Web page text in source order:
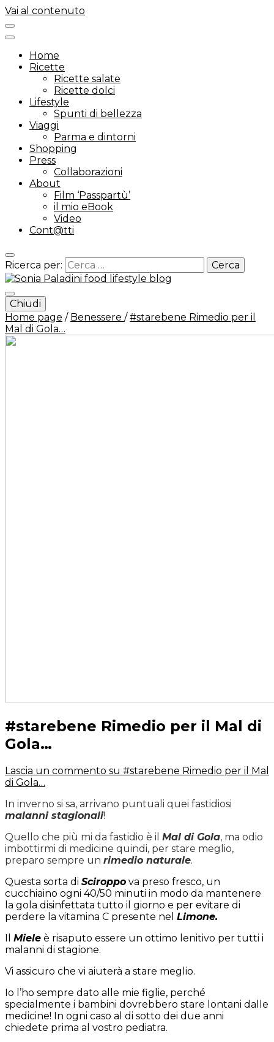
Vai al contenuto
Home
Ricette
Ricette salate
Ricette dolci
Lifestyle
Spunti di bellezza
Viaggi
Parma e dintorni
Shopping
Press
Collaborazioni
About
Film ‘Passpartù’
il mio eBook
Video
Cont@tti
Ricerca per:
Sonia Paladini – food and
lifestyle blog – Italy
Chiudi
Home page / Benessere / #starebene Rimedio per il
Mal di Gola…
#starebene Rimedio per il Mal di
Gola…
Lascia un commento su #starebene Rimedio per il Mal
di Gola…
In inverno si sa, arrivano puntuali quei fastidiosi
malanni stagionali!
Quello che più mi da fastidio è il Mal di Gola, ma odio
imbottirmi di medicine quindi, per stare meglio,
preparo sempre un rimedio naturale.
Questa sorta di Sciroppo va preso fresco, un
cucchiaino ogni 40/50 minuti in modo da mantenere
la gola disinfettata tutto il giorno e per evitare di
perdere la vitamina C presente nel Limone.
Il Miele è risaputo essere un ottimo lenitivo per tutti i
malanni di stagione.
Vi assicuro che vi aiuterà a stare meglio.
Io l’ho sempre dato alle mie figlie, perché
specialmente i bambini dovrebbero stare lontani dalle
medicine! In ogni caso al di sotto dei due anni
chiedete prima al vostro pediatra.